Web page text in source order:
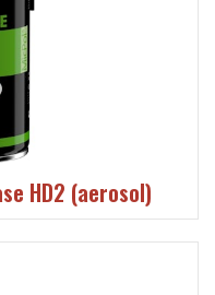
HD2 (aerosol)